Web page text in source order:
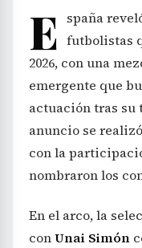
E spaña
futbolistas
2026, con una
emergente que
actuación tras su
anuncio se
con la
nombraron los
En el arco, la
conUnai Simón